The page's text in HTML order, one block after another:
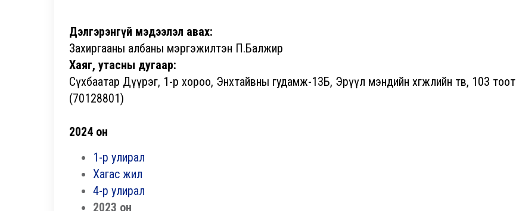
Дэлгэрэнгүй мэдээлэл авах:
Захиргааны албаны мэргэжилтэн П.Балжир
Хаяг, утасны дугаар:
Сүхбаатар Дүүрэг, 1-р хороо, Энхтайвны гудамж-13Б, Эрүүл мэндийн хөгжлийн төв, 103 тоот
(70128801)
2024 он
1-р улирал
Хагас жил
4-р улирал
2023 он